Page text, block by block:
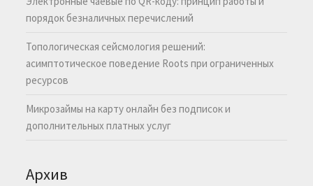
порядок безналичных перечислений
Топологическая сейсмология решений:
асимптотическое поведение Roots при ограниченных
ресурсов
Микрозаймы на карту онлайн без подписок и
дополнительных платных услуг
Архив